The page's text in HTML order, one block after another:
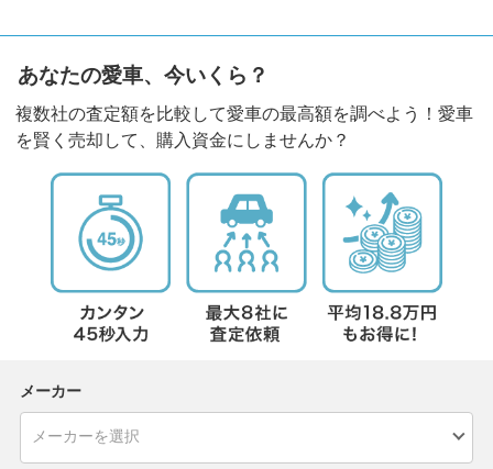
あなたの愛車、今いくら？
複数社の査定額を比較して愛車の最高額を調べよう！愛車
を賢く売却して、購入資金にしませんか？
メーカー